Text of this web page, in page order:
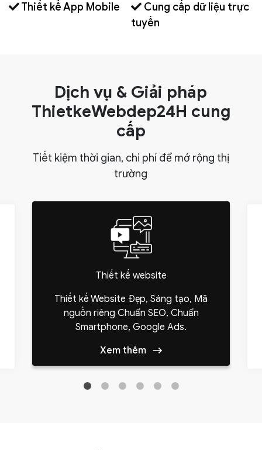
Thiết kế App Mobile
Cung cấp dữ liệu trực
tuyến
Dịch vụ & Giải pháp
ThietkeWebdep24H cung
cấp
Tiết kiệm thời gian, chi phí để mở rộng thị
trường
Thiết kế website
Thiết kế Website Đẹp, Sáng tạo, Mã
nguồn riêng Chuẩn SEO, Chuẩn
Smartphone, Google Ads.
Xem thêm